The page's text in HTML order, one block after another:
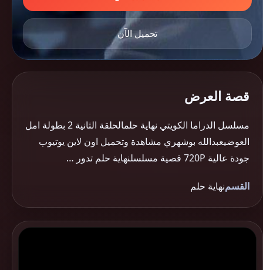
تحميل الآن
قصة العرض
مسلسل الدراما الكويتي نهاية حلمالحلقة الثانية 2 بطولة امل
العوضيعبدالله بوشهري مشاهدة وتحميل اون لاين يوتيوب
جودة عالية 720P قصية مسلسلنهاية حلم تدور …
القسمنهاية حلم